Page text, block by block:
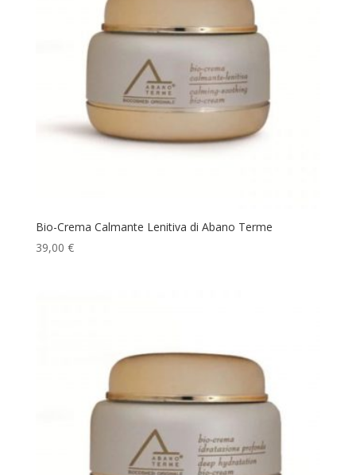
Bio-Crema Calmante Lenitiva di Abano Terme
39,00 €